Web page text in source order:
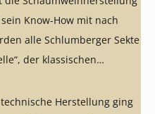
Know-How mit nach
alle Schlumberger Sekte
der klassischen
Herstellung ging